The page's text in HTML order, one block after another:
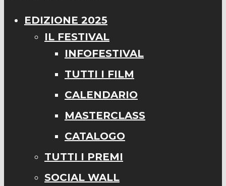
EDIZIONE 2025
IL FESTIVAL
INFOFESTIVAL
TUTTI I FILM
CALENDARIO
MASTERCLASS
CATALOGO
TUTTI I PREMI
SOCIAL WALL